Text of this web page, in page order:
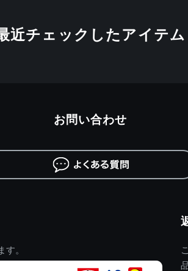
近チェックしたアイテム
。
お問い合わせ